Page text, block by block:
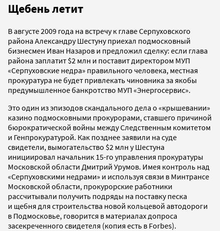
Щебень летит
В августе 2009 года на встречу к главе Серпуховского
района Александру Шестуну приехал подмосковный
бизнесмен Иван Назаров и предложил сделку: если глава
района заплатит $2 млн и поставит директором МУП
«Серпуховские недра» правильного человека, местная
прокуратура не будет привлекать чиновника за якобы
предумышленное банкротство МУП «Энергосервис».
Это один из эпизодов скандального дела о «крышевании»
казино подмосковными прокурорами, ставшего причиной
бюрократической войны между Следственным комитетом
и Генпрокуратурой. Как позднее заявили на суде
свидетели, вымогательство $2 млн у Шестуна
инициировал начальник 15-го управления прокуратуры
Московской области Дмитрий Урумов. Имея контроль над
«Серпуховскими недрами» и используя связи в Минтрансе
Московской области, прокурорские работники
рассчитывали получить подряды на поставку песка
и щебня для строительства новой кольцевой автодороги
в Подмосковье, говорится в материалах допроса
засекреченного свидетеля (копия есть в Forbes).